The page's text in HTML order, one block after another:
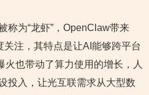
称为“龙虾”，OpenClaw带来
关注，其特点是让AI能够跨平台
也带动了算力使用的增长，人
投入，让光互联需求从大型数